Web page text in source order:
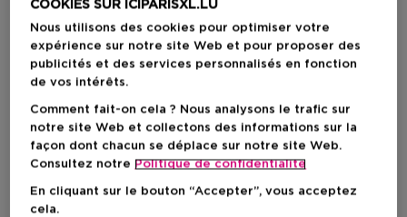
CHRONOLOGISTE
SOIN REVITALISANT JEUNESSE POUR CHEVEUX ET CUIR
COOKIES SUR ICIPARISXL.LU
Nous utilisons des cookies pour optimiser votre
expérience sur notre site Web et pour proposer des
publicités et des services personnalisés en fonction
de vos intérêts.
Comment fait-on cela ? Nous analysons le trafic sur
notre site Web et collectons des informations sur la
façon dont chacun se déplace sur notre site Web.
Consultez notre Politique de confidentialite
En cliquant sur le bouton “Accepter”, vous acceptez
cela.